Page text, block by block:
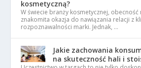
kosmetyczną?
W świecie branży kosmetycznej, obecność
znakomita okazja do nawiązania relacji z
rozpoznawalności marki. Jednak, …
Jakie zachowania
na skuteczność hali i